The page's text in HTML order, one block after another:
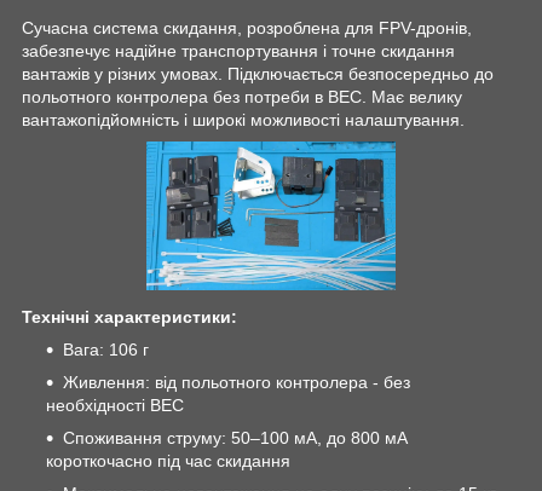
Сучасна система скидання, розроблена для FPV-дронів,
забезпечує надійне транспортування і точне скидання
вантажів у різних умовах. Підключається безпосередньо до
польотного контролера без потреби в BEC. Має велику
вантажопідйомність і широкі можливості налаштування.
Технічні характеристики:
Вага: 106 г
Живлення: від польотного контролера - без
необхідності BEC
Споживання струму: 50–100 мА, до 800 мА
короткочасно під час скидання